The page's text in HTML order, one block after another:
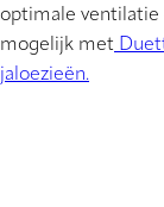
optimale ventilatie
mogelijk met
jaloezieën.